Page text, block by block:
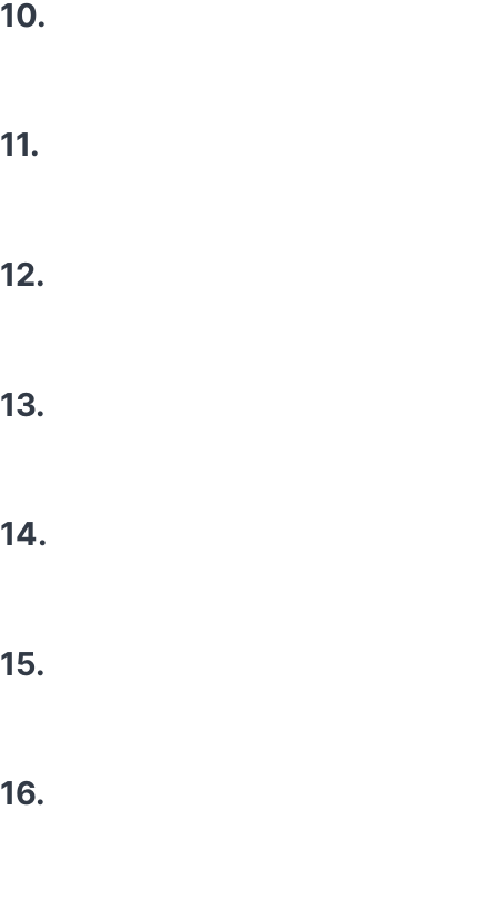
10.
11.
12.
13.
14.
15.
16.